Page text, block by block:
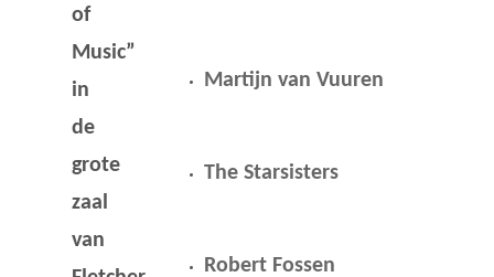
of
Music”
in
de
grote
zaal
van
Martijn van Vuuren
The Starsisters
Robert Fossen